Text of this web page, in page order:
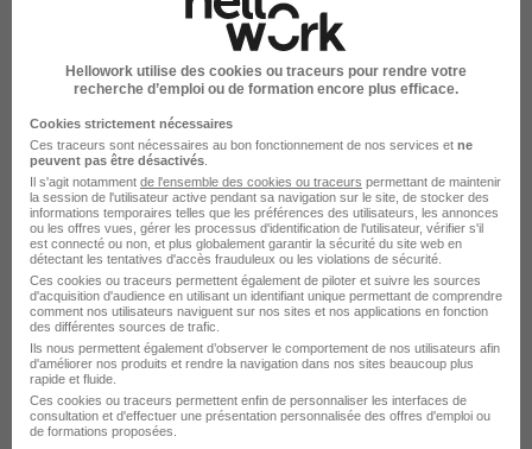
À compétences égales, que regardent
vraiment les recruteurs ?
Résilience, loyauté, esprit d'équipe : nos clients
recruteurs disent tout sur les soft skills qui tranchent le
choix final entre deux candidats.
Par Adèle Charrier | 22 avril 2026
Hellowork utilise des cookies ou traceurs pour rendre votre
recherche d’emploi ou de formation encore plus efficace.
Cookies strictement nécessaires
Ces traceurs sont nécessaires au bon fonctionnement de nos services et ne
peuvent pas être désactivés
Il s'agit notamment de l'ensemble des cookies ou traceurs permettant de maintenir
la session de l'utilisateur active pendant sa navigation sur le site, de stocker des
informations temporaires telles que les préférences des utilisateurs, les annonces
ou les offres vues, gérer les processus d'identification de l'utilisateur, vérifier s'il
est connecté ou non, et plus globalement garantir la sécurité du site web en
détectant les tentatives d'accès frauduleux ou les violations de sécurité.
Ces cookies ou traceurs permettent également de piloter et suivre les sources
d'acquisition d'audience en utilisant un identifiant unique permettant de comprendre
comment nos utilisateurs naviguent sur nos sites et nos applications en fonction
des différentes sources de trafic.
Ils nous permettent également d’observer le comportement de nos utilisateurs afin
d'améliorer nos produits et rendre la navigation dans nos sites beaucoup plus
rapide et fluide.
Ces cookies ou traceurs permettent enfin de personnaliser les interfaces de
consultation et d'effectuer une présentation personnalisée des offres d'emploi ou
de formations proposées.